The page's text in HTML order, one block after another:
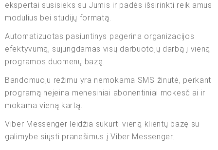
ekspertai susisieks su Jumis ir padės išsirinkti reikiamus
modulius bei studijų formatą.
Automatizuotas pasiuntinys pagerina organizacijos
efektyvumą, sujungdamas visų darbuotojų darbą į vieną
programos duomenų bazę.
Bandomuoju režimu yra nemokama SMS žinutė, perkant
programą neįeina mėnesiniai abonentiniai mokesčiai ir
mokama vieną kartą.
Viber Messenger leidžia sukurti vieną klientų bazę su
galimybe siųsti pranešimus į Viber Messenger.